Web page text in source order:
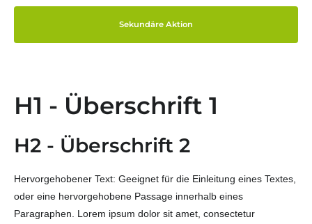
Sekundäre Aktion
H1 - Überschrift 1
H2 - Überschrift 2
Hervorgehobener Text: Geeignet für die Einleitung eines Textes,
oder eine hervorgehobene Passage innerhalb eines
Paragraphen. Lorem ipsum dolor sit amet, consectetur